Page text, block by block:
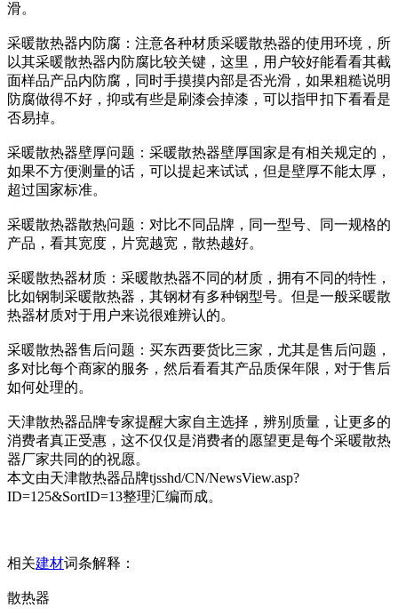
滑。
采暖散热器内防腐：注意各种材质采暖散热器的使用环境，所
以其采暖散热器内防腐比较关键，这里，用户较好能看看其截
面样品产品内防腐，同时手摸摸内部是否光滑，如果粗糙说明
防腐做得不好，抑或有些是刷漆会掉漆，可以指甲扣下看看是
否易掉。
采暖散热器壁厚问题：采暖散热器壁厚国家是有相关规定的，
如果不方便测量的话，可以提起来试试，但是壁厚不能太厚，
超过国家标准。
采暖散热器散热问题：对比不同品牌，同一型号、同一规格的
产品，看其宽度，片宽越宽，散热越好。
采暖散热器材质：采暖散热器不同的材质，拥有不同的特性，
比如钢制采暖散热器，其钢材有多种钢型号。但是一般采暖散
热器材质对于用户来说很难辨认的。
采暖散热器售后问题：买东西要货比三家，尤其是售后问题，
多对比每个商家的服务，然后看看其产品质保年限，对于售后
如何处理的。
天津散热器品牌专家提醒大家自主选择，辨别质量，让更多的
消费者真正受惠，这不仅仅是消费者的愿望更是每个采暖散热
器厂家共同的的祝愿。
本文由天津散热器品牌tjsshd/CN/NewsView.asp?
ID=125&SortID=13整理汇编而成。
相关建材词条解释：
散热器